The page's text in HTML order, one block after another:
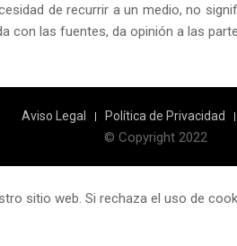
de recurrir a un medio, no
con las fuentes, da opinión a las
Aviso Legal Política de Privacidad
© Copyright 2022
sitio web. Si rechaza el uso de